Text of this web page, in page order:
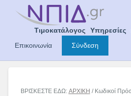
Τιμοκατάλογος Υπηρεσίες
Επικοινωνία
Σύνδεση
ΒΡΙΣΚΕΣΤΕ ΕΔΩ: ΑΡΧΙΚΗ / Κωδικοί